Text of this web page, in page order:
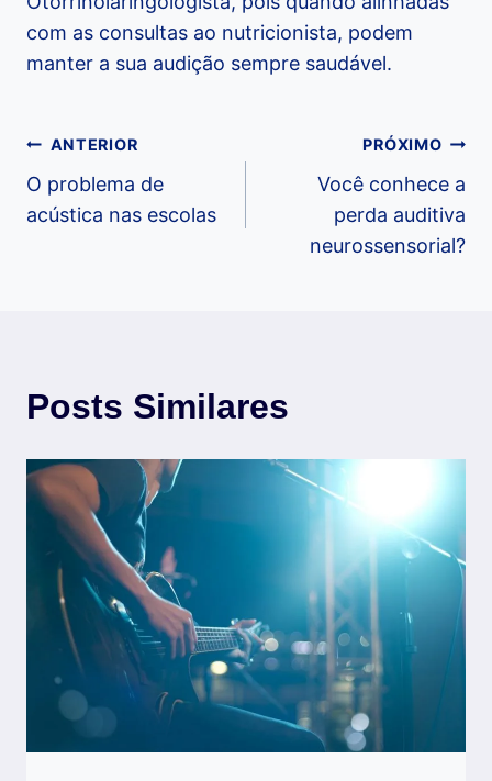
com as consultas ao nutricionista, podem
manter a sua audição sempre saudável.
Navegação
de
ANTERIOR
O problema de
acústica nas escolas
PRÓXIMO
Você conhece a
perda auditiva
neurossensorial?
Posts Similares